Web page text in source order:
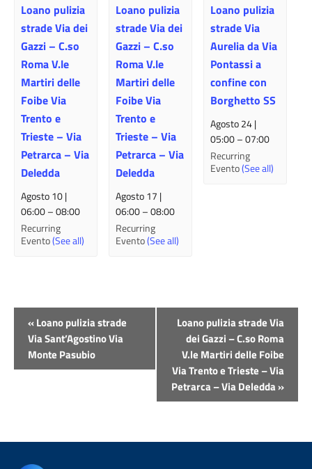
Loano pulizia
strade Via dei
Gazzi – C.so
Roma V.le
Martiri delle
Foibe Via
Trento e
Trieste – Via
Petrarca – Via
Deledda
Agosto 10 |
06:00–08:00
Recurring
Evento(See all)
Loano pulizia
strade Via dei
Gazzi – C.so
Roma V.le
Martiri delle
Foibe Via
Trento e
Trieste – Via
Petrarca – Via
Deledda
Agosto 17 |
06:00–08:00
Recurring
Evento(See all)
Loano pulizia
strade Via
Aurelia da Via
Pontassi a
confine con
Borghetto SS
Agosto 24 |
05:00–07:00
Recurring
Evento(See all)
Evento
Navigazione
«Loano pulizia strade
Via Sant’Agostino Via
Monte Pasubio
Loano pulizia strade Via
dei Gazzi – C.so Roma
V.le Martiri delle Foibe
Via Trento e Trieste – Via
Petrarca – Via Deledda»